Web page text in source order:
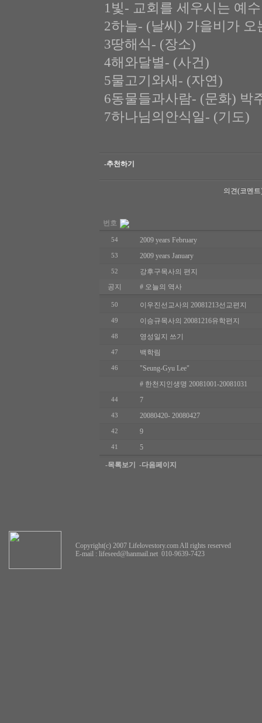
1빛- 교회를 세우시는 예
2하늘- (날씨) 가을비가 오
3땅해식- (장소)
4해와달별- (사건)
5물고기와새- (자연)
6동물들과사람- (문화) 박
7하나님의안식일- (기도)
-추천하기
의견(코멘
번호
54 2009 years February
53 2009 years January
52
강후구목사의 편지
공지
# 오늘의 역사
50 이우진선교사의 20081213선교편지
49 이승규목사의 20081216유학편지
48 영성일지 쓰기
47 백학림
46
"Seung-Gyu Lee"
# 한천지인생명 20081001-20081031
44 7
43 20080420- 20080427
42 9
41 5
-목록보기 -다음페이지
Copyright(c) 2007 Lifelovestory.com All rights reserved
E-mail : lifeseed@hanmail.net 010-9639-7423